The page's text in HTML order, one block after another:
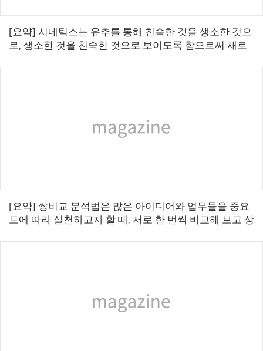
[요약] 시네틱스는 유추를 통해 친숙한 것을 생소한 것으
로, 생소한 것을 친숙한 것으로 보이도록 함으로써 새로
주고 문제 해결을 모색하도록 하는 기...
[요약] 쌍비교 분석법은 많은 아이디어와 업무들을 중요
도에 따라 실천하고자 할 때, 서로 한 번씩 비교해 보고 상
중요도를 결정 지을 때 사용되는 ...